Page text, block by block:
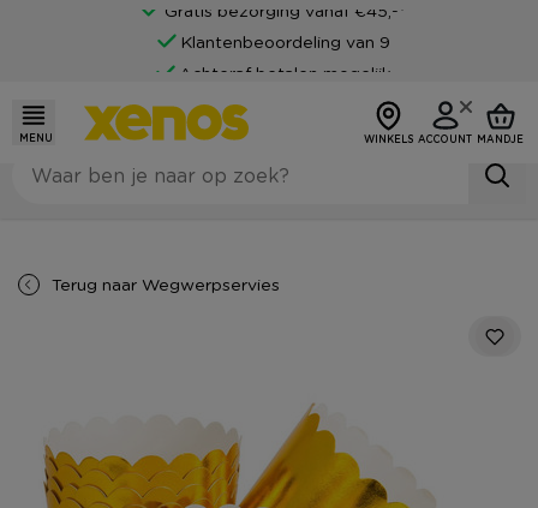
Gratis bezorging vanaf €45,-*
Klantenbeoordeling van 9
Achteraf betalen mogelijk
MENU WINKELS ACCOUNT MANDJE
Terug naar Wegwerpservies